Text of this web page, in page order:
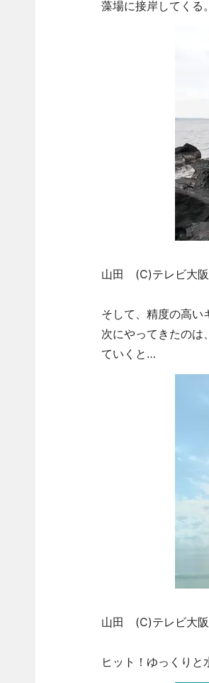
藻場に接岸してくる
山田 (C)テレビ大阪
そして、精度の高い
次にやってきたのは
ていくと…
山田 (C)テレビ大阪
ヒット！ゆっくりと